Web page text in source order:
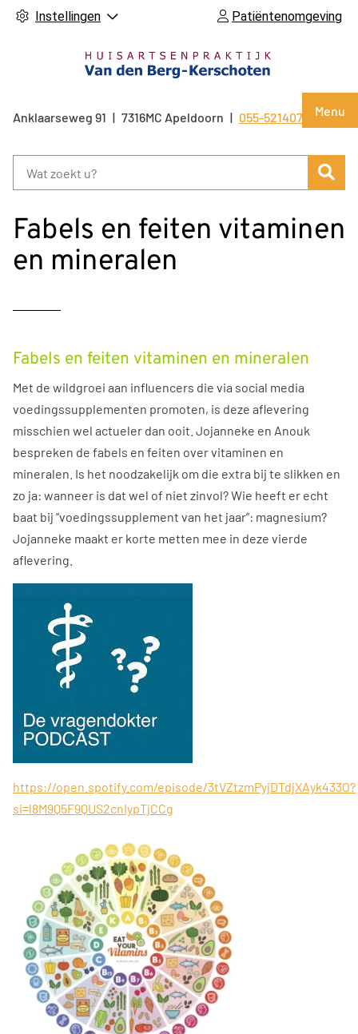
Instellingen Patiëntenomgeving
Menu
Anklaarseweg 91 7316MC Apeldoorn Tel:
055-5214071
Fabels en feiten vitaminen
en mineralen
Fabels en feiten vitaminen en mineralen
Met de wildgroei aan influencers die via social media
voedingssupplementen promoten, is deze aflevering
misschien wel actueler dan ooit. Jojanneke en Anouk
bespreken de fabels en feiten over vitaminen en
mineralen. Is het noodzakelijk om die extra bij te slikken en
zo ja: wanneer is dat wel of niet zinvol? Wie heeft er echt
baat bij “voedingssupplement van het jaar”: magnesium?
Jojanneke maakt er korte metten mee in deze vierde
aflevering.
https://open.spotify.com/episode/3tVZtzmPyjDTdjXAyk433O?
si=l8M9Q5F9QUS2cnIypTjCCg